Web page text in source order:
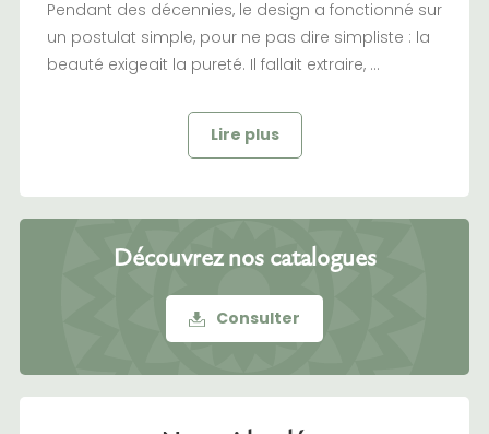
Pendant des décennies, le design a fonctionné sur
un postulat simple, pour ne pas dire simpliste : la
beauté exigeait la pureté. Il fallait extraire, ...
Lire plus
Découvrez nos catalogues
Consulter